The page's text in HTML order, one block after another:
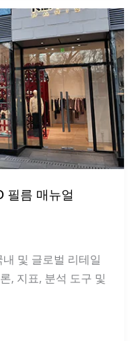
필름 매뉴얼
및 글로벌 리테일
, 지표, 분석 도구 및